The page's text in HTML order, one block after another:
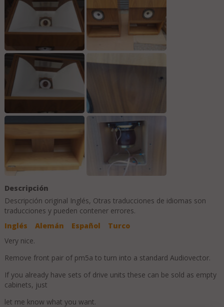
Descripción
Descripción original Inglés, Otras traducciones de idiomas son
traducciones y pueden contener errores.
Inglés
Alemán Español
Turco
Very nice.
Remove front pair of pm5a to turn into a standard Audiovector.
If you already have sets of drive units these can be sold as empty
cabinets, just
let me know what you want.